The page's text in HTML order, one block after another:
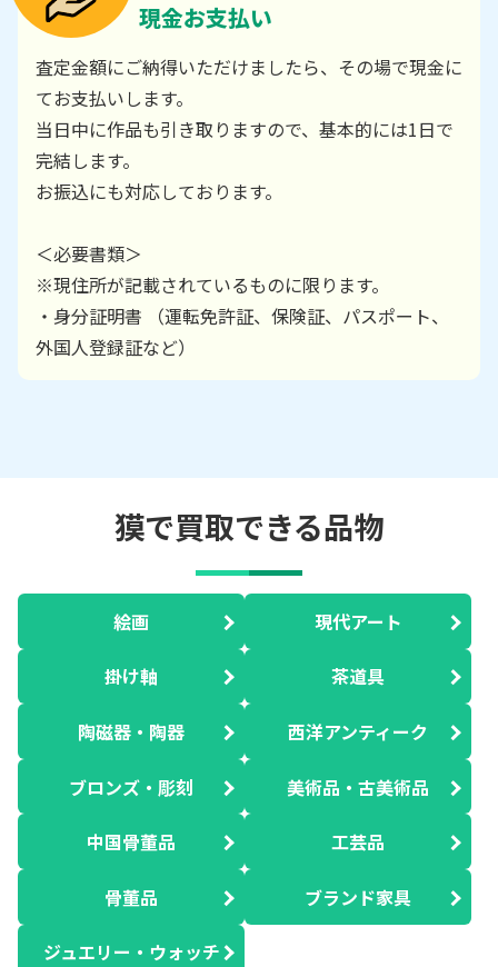
現金お支払い
査定金額にご納得いただけましたら、その場で現金に
てお支払いします。
当日中に作品も引き取りますので、基本的には1日で
完結します。
お振込にも対応しております。
＜必要書類＞
※現住所が記載されているものに限ります。
・身分証明書 （運転免許証、保険証、パスポート、
外国人登録証など）
獏で買取できる品物
絵画 現代アート
掛け軸 茶道具
陶磁器・陶器 西洋アンティーク
ブロンズ・彫刻 美術品・古美術品
中国骨董品 工芸品
骨董品 ブランド家具
ジュエリー・ウォッチ